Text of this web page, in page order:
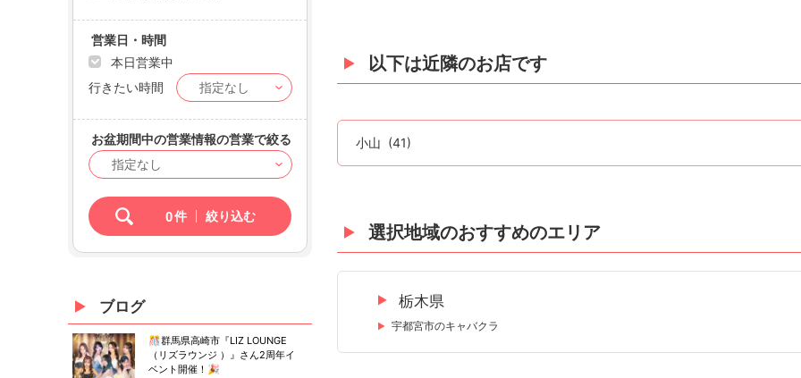
以下は近隣のお店です
小山 (41)
選択地域のおすすめのエリア
栃木県
宇都宮市のキャバクラ
営業日・時間
本日営業中
行きたい時間
お盆期間中の営業情報の営業で絞る
0件 絞り込む
ブログ
🎊群馬県高崎市『LIZ LOUNGE
（リズラウンジ ）』さん2周年イ
ベント開催！🎉